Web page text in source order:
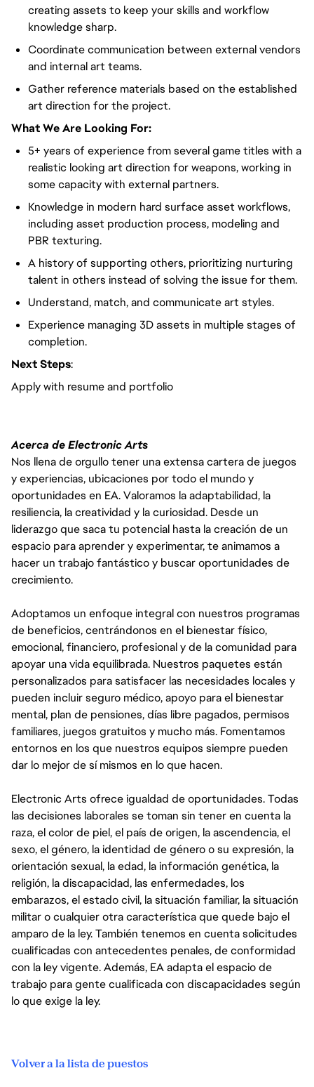
creating assets to keep your skills and workflow
knowledge sharp.
Coordinate communication between external vendors
and internal art teams.
Gather reference materials based on the established
art direction for the project.
What We Are Looking For:
5+ years of experience from several game titles with a
realistic looking art direction for weapons, working in
some capacity with external partners.
Knowledge in modern hard surface asset workflows,
including asset production process, modeling and
PBR texturing.
A history of supporting others, prioritizing nurturing
talent in others instead of solving the issue for them.
Understand, match, and communicate art styles.
Experience managing 3D assets in multiple stages of
completion.
Next Steps:
Apply with resume and portfolio
Acerca de Electronic Arts
Nos llena de orgullo tener una extensa cartera de juegos
y experiencias, ubicaciones por todo el mundo y
oportunidades en EA. Valoramos la adaptabilidad, la
resiliencia, la creatividad y la curiosidad. Desde un
liderazgo que saca tu potencial hasta la creación de un
espacio para aprender y experimentar, te animamos a
hacer un trabajo fantástico y buscar oportunidades de
crecimiento.
Adoptamos un enfoque integral con nuestros programas
de beneficios, centrándonos en el bienestar físico,
emocional, financiero, profesional y de la comunidad para
apoyar una vida equilibrada. Nuestros paquetes están
personalizados para satisfacer las necesidades locales y
pueden incluir seguro médico, apoyo para el bienestar
mental, plan de pensiones, días libre pagados, permisos
familiares, juegos gratuitos y mucho más. Fomentamos
entornos en los que nuestros equipos siempre pueden
dar lo mejor de sí mismos en lo que hacen.
Electronic Arts ofrece igualdad de oportunidades. Todas
las decisiones laborales se toman sin tener en cuenta la
raza, el color de piel, el país de origen, la ascendencia, el
sexo, el género, la identidad de género o su expresión, la
orientación sexual, la edad, la información genética, la
religión, la discapacidad, las enfermedades, los
embarazos, el estado civil, la situación familiar, la situación
militar o cualquier otra característica que quede bajo el
amparo de la ley. También tenemos en cuenta solicitudes
cualificadas con antecedentes penales, de conformidad
con la ley vigente. Además, EA adapta el espacio de
trabajo para gente cualificada con discapacidades según
lo que exige la ley.
Volver a la lista de puestos